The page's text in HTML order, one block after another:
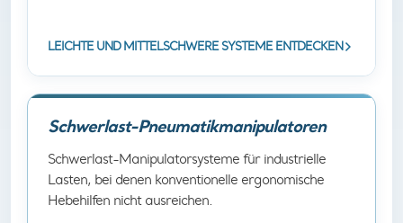
LEICHTE UND MITTELSCHWERE SYSTEME ENTDECKEN
Schwerlast-Pneumatikmanipulatoren
Schwerlast-Manipulatorsysteme für industrielle
Lasten, bei denen konventionelle ergonomische
Hebehilfen nicht ausreichen.